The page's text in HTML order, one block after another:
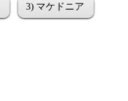
3) マケドニア